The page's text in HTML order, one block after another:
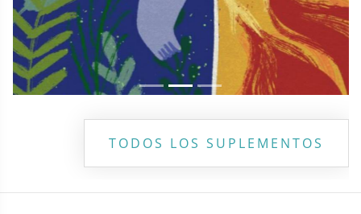
TODOS LOS SUPLEMENTOS